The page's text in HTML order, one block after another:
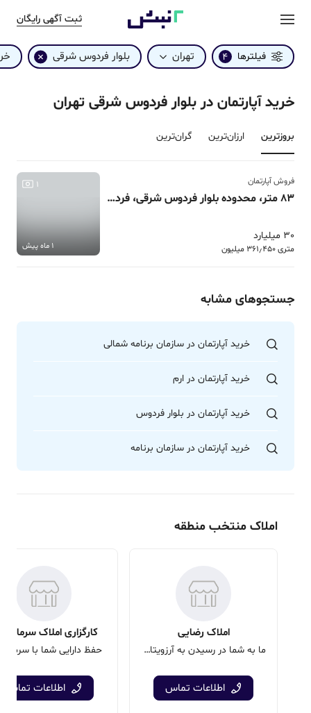
ثبت آگهی رایگان
فیلترها 4 تهران بلوار فردوس شرقی
خرید آپارتمان در بلوار فردوس شرقی تهران
بروزترین‌ ارزان‌ترین گران‌ترین
فروش آپارتمان
83 متر، محدوده بلوار فردوس شرقی، فردوس غرب
30 میلیارد
متری 361٫450 میلیون
1
1 ماه پیش
جستجوهای مشابه
خرید آپارتمان در سازمان برنامه شمالی
خرید آپارتمان در ارم
خرید آپارتمان در بلوار فردوس
خرید آپارتمان در سازمان برنامه
املاک منتخب منطقه
املاک رضایی
ما به شما در رسیدن به آرزویتان کمک می‌کنیم
اطلاعات تماس
کارگزاری املاک سرمایه
حفظ دارایی شما با
اطلاعات تماس